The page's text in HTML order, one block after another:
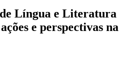
Língua e Literatura
e perspectivas na